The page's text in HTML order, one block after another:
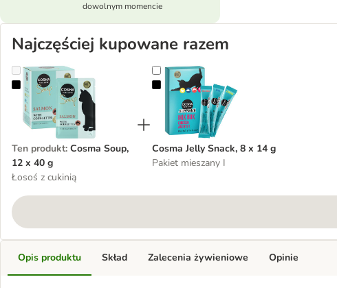
dowolnym momencie
Najczęściej kupowane razem
Cosma Soup, 12 x 40 g
Ten produkt: Cosma Soup,
12 x 40 g
Łosoś z cukinią
Cosma Jelly Snack, 8 x 14 g
Cosma Jelly Snack, 8 x 14 g
Pakiet mieszany I
Opis produktu Skład Zalecenia żywieniowe Opinie